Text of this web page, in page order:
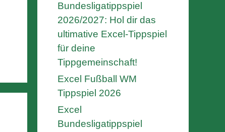
Bundesligatippspiel
2026/2027: Hol dir das
ultimative Excel-Tippspiel
für deine
Tippgemeinschaft!
Excel Fußball WM
Tippspiel 2026
Excel
Bundesligatippspiel